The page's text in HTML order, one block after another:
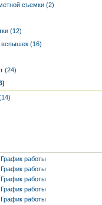
съемки (2)
(12)
вспышек (16)
(24)
График работы
График работы
График работы
График работы
График работы